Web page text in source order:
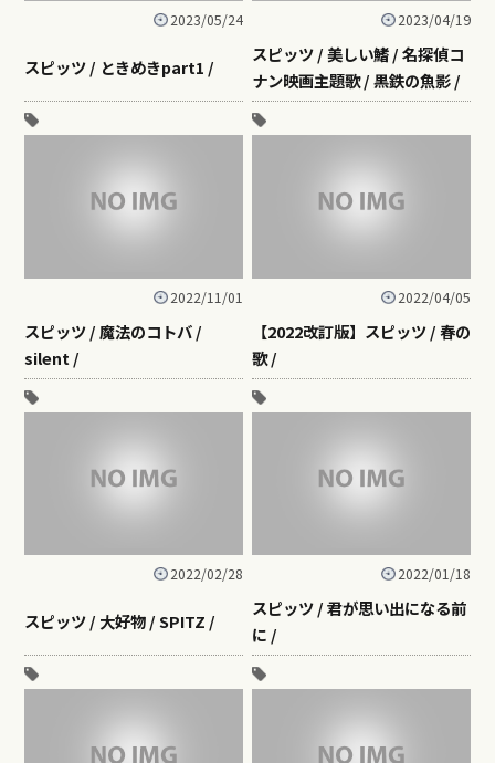
2023/05/24
スピッツ / ときめきpart1 /
2023/04/19
スピッツ / 美しい鰭 / 名探偵コ
ナン映画主題歌 / 黒鉄の魚影 /
2022/11/01
スピッツ / 魔法のコトバ /
silent /
2022/04/05
【2022改訂版】スピッツ / 春の
歌 /
2022/02/28
スピッツ / 大好物 / SPITZ /
2022/01/18
スピッツ / 君が思い出になる前
に /